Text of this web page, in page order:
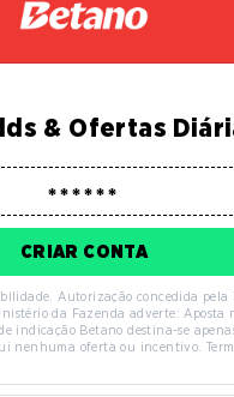
& Ofertas
CRIAR CONTA
Autorização concedida pela
da Fazenda adverte: Aposta
indicação Betano destina-se
nenhuma oferta ou incentivo.